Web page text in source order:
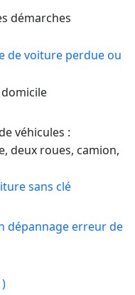
démarches
de voiture perdue ou
véhicules :
deux roues, camion,
sans clé
dépannage erreur de